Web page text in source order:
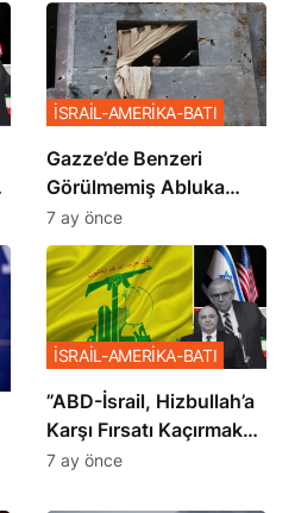
​​​​​​​Gazze’de Benzeri
Görülmemiş Abluka
Planı
İSRAİL-AMERİKA-BATI
7 ay önce
​​​​​​​”ABD-İsrail, Hizbullah’a
Karşı Fırsatı Kaçırmak
İstemiyor”
İSRAİL-AMERİKA-BATI
7 ay önce